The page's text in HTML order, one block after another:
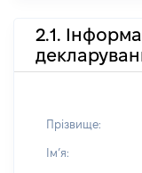
2.1.
Прізвище:
Імʼя: